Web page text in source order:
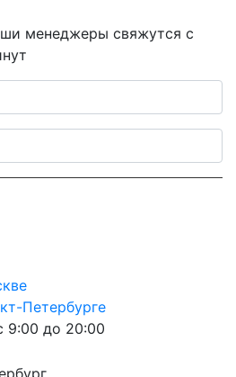
менеджеры свяжутся с
Петербурге
9:00 до 20:00